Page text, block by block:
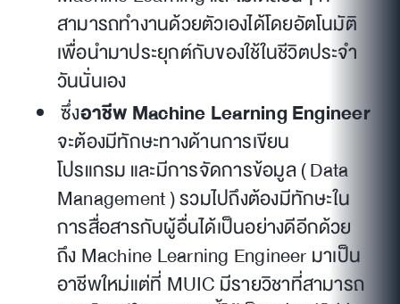
สามารถทำงานด้วยตัวเองได้โดยอัตโนมัติ
เพื่อนำมาประยุกต์กับของใช้ในชีวิตประจำ
วันนั่นเอง
ซึ่งอาชีพ Machine Learning Engineer
จะต้องมีทักษะทางด้านการเขียน
โปรแกรม และมีการจัดการข้อมูล ( Data
Management ) รวมไปถึงต้องมีทักษะใน
การสื่อสารกับผู้อื่นได้เป็นอย่างดีอีกด้วย
ถึง Machine Learning Engineer มาเป็น
อาชีพใหม่แต่ที่ MUIC มีรายวิชาที่สามารถ